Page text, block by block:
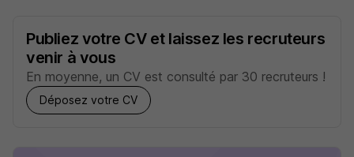
Publiez votre CV et laissez les recruteurs
venir à vous
En moyenne, un CV est consulté par 30 recruteurs !
Déposez votre CV